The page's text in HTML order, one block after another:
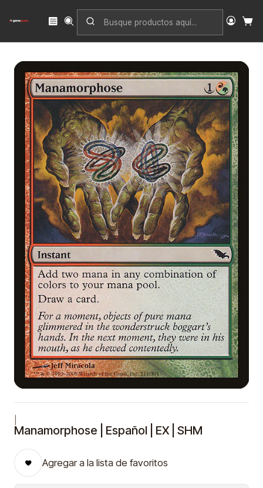
Inicio Singles
Shadowmoor
Manamorphose | Español | EX | SHM
Manamorphose | Español | EX | SHM
Agregar a la lista de favoritos